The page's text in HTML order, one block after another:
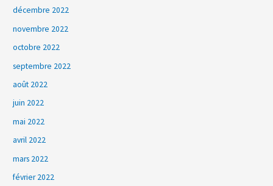
décembre 2022
novembre 2022
octobre 2022
septembre 2022
août 2022
juin 2022
mai 2022
avril 2022
mars 2022
février 2022